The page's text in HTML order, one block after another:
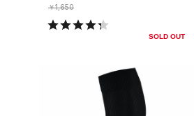
￥1,650
SOLD OUT